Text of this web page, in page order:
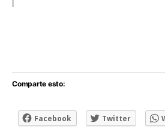
Comparte esto:
Facebook Twitter